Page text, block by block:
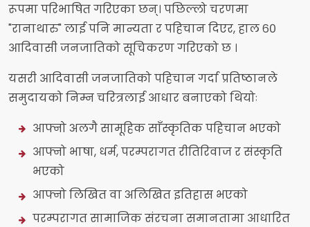
रूपमा परिभाषित गरिएका छन्। पछिल्लो चरणमा
"रानाथारु" लाई पनि मान्यता र पहिचान दिएर, हाल ६०
आदिवासी जनजातिको सूचिकरण गरिएको छ ।
यसरी आदिवासी जनजातिको पहिचान गर्दा प्रतिष्ठानले
समुदायको निम्न चरित्रलाई आधार बनाएको थियोः
आफ्नो अलगै सामूहिक साँस्कृतिक पहिचान भएको
आफ्नो भाषा, धर्म, परम्परागत रीतिरिवाज र संस्कृति
भएको
आफ्नो लिखित वा अलिखित इतिहास भएको
परम्परागत सामाजिक संरचना समानतामा आधारित